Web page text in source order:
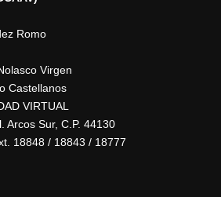
Romo
Virgen
Castellanos
VIRTUAL
Arcos Sur, C.P. 44130
+52 33 3268 8888‏ ext. 18848 / 18843 / 18777